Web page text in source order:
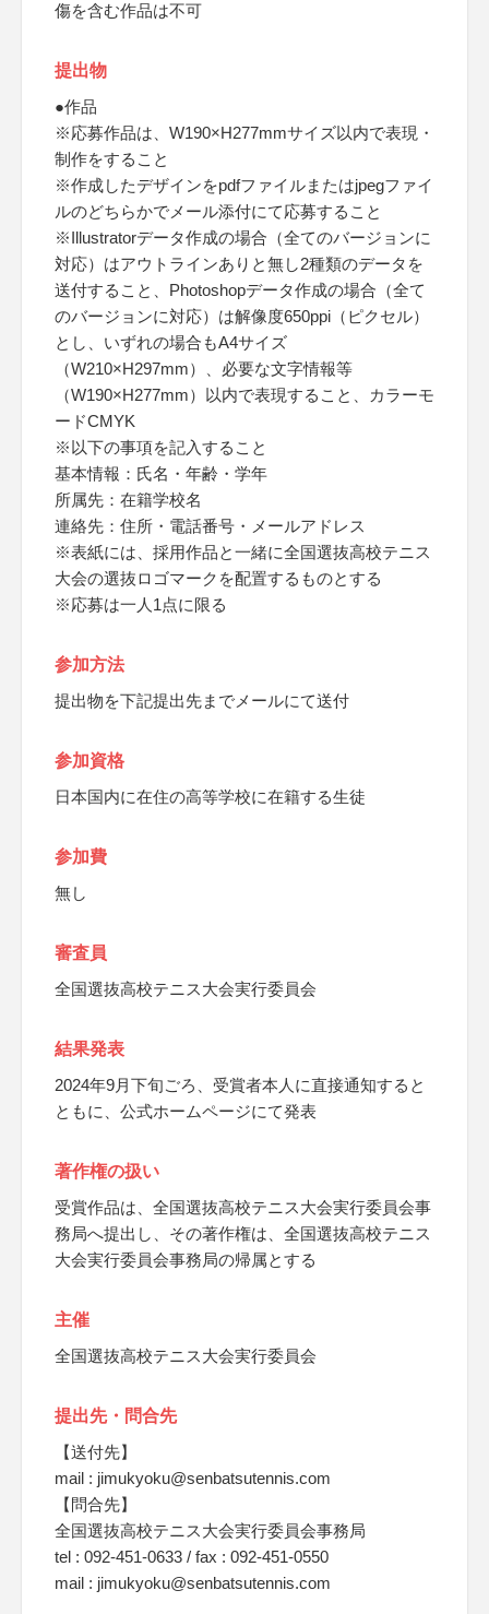
傷を含む作品は不可
提出物
●作品
※応募作品は、W190×H277mmサイズ以内で表現・
制作をすること
※作成したデザインをpdfファイルまたはjpegファイ
ルのどちらかでメール添付にて応募すること
※Illustratorデータ作成の場合（全てのバージョンに
対応）はアウトラインありと無し2種類のデータを
送付すること、Photoshopデータ作成の場合（全て
のバージョンに対応）は解像度650ppi（ピクセル）
とし、いずれの場合もA4サイズ
（W210×H297mm）、必要な文字情報等
（W190×H277mm）以内で表現すること、カラーモ
ードCMYK
※以下の事項を記入すること
基本情報：氏名・年齢・学年
所属先：在籍学校名
連絡先：住所・電話番号・メールアドレス
※表紙には、採用作品と一緒に全国選抜高校テニス
大会の選抜ロゴマークを配置するものとする
※応募は一人1点に限る
参加方法
提出物を下記提出先までメールにて送付
参加資格
日本国内に在住の高等学校に在籍する生徒
参加費
無し
審査員
全国選抜高校テニス大会実行委員会
結果発表
2024年9月下旬ごろ、受賞者本人に直接通知すると
ともに、公式ホームページにて発表
著作権の扱い
受賞作品は、全国選抜高校テニス大会実行委員会事
務局へ提出し、その著作権は、全国選抜高校テニス
大会実行委員会事務局の帰属とする
主催
全国選抜高校テニス大会実行委員会
提出先・問合先
【送付先】
mail : jimukyoku@senbatsutennis.com
【問合先】
全国選抜高校テニス大会実行委員会事務局
tel : 092-451-0633 / fax : 092-451-0550
mail : jimukyoku@senbatsutennis.com